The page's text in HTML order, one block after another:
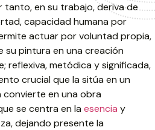
tanto, en su trabajo, deriva de
capacidad humana por
actuar por voluntad propia,
su pintura en una creación
reflexiva, metódica y significada,
crucial que la sitúa en un
en una obra
se centra en la esencia y
dejando presente la